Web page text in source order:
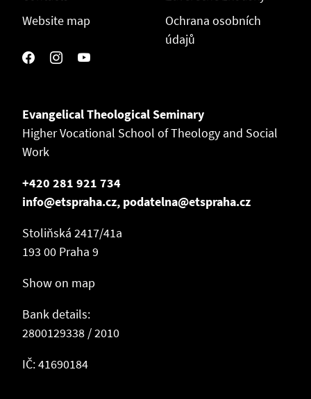
Website map
Ochrana osobních
údajů
Evangelical Theological Seminary
Higher Vocational School of Theology and Social
Work
+420 281 921 734
info@etspraha.cz, podatelna@etspraha.cz
Stoliňská 2417/41a
193 00 Praha 9
Show on map
Bank details:
2800129338 / 2010
IČ: 41690184